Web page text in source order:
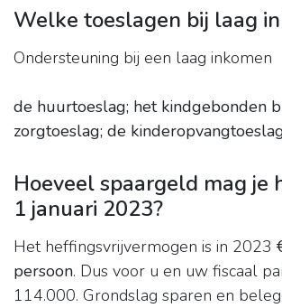
Welke toeslagen bij laag
Ondersteuning bij een laag inkomen
de huurtoeslag; het kindgebonden
zorgtoeslag; de
Hoeveel spaargeld mag je
1 januari 2023?
Het heffingsvrijvermogen is in 2023
persoon. Dus voor u en uw fiscaal
114.000. Grondslag sparen en